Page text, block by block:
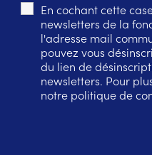
En cochant cette
newsletters de la
l'adresse mail
pouvez vous
du lien de
newsletters. Pour
notre politique de